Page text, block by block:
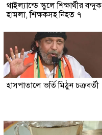
থাইল্যান্ডে স্কুলে শিক্ষার্থীর বন্দুক
হামলা, শিক্ষকসহ নিহত ৭
হাসপাতালে ভর্তি মিঠুন চক্রবর্তী